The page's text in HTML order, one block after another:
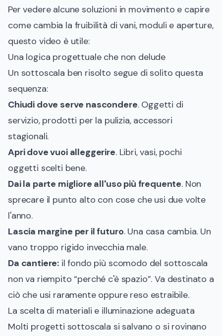
Per vedere alcune soluzioni in movimento e capire
come cambia la fruibilità di vani, moduli e aperture,
questo video è utile:
Una logica progettuale che non delude
Un sottoscala ben risolto segue di solito questa
sequenza:
Chiudi dove serve nascondere. Oggetti di
servizio, prodotti per la pulizia, accessori
stagionali.
Apri dove vuoi alleggerire. Libri, vasi, pochi
oggetti scelti bene.
Dai la parte migliore all'uso più frequente. Non
sprecare il punto alto con cose che usi due volte
l'anno.
Lascia margine per il futuro. Una casa cambia. Un
vano troppo rigido invecchia male.
Da cantiere: il fondo più scomodo del sottoscala
non va riempito “perché c'è spazio”. Va destinato a
ciò che usi raramente oppure reso estraibile.
La scelta di materiali e illuminazione adeguata
Molti progetti sottoscala si salvano o si rovinano